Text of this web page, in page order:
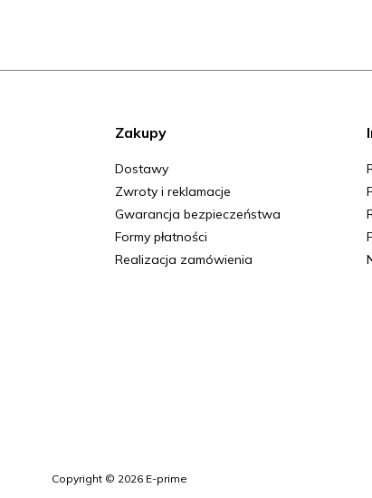
Zakupy
Dostawy
Zwroty i reklamacje
Gwarancja bezpieczeństwa
Formy płatności
Realizacja zamówienia
Copyright © 2026 E-prime